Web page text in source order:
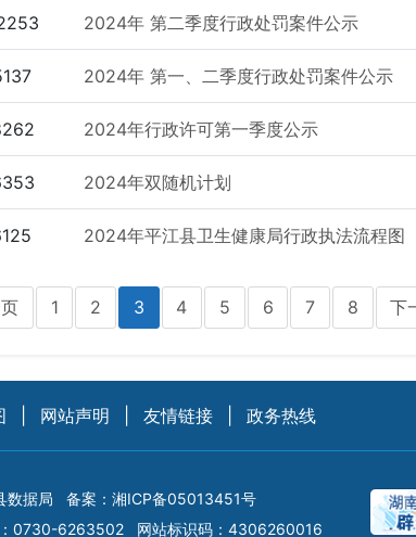
2024年 第二季度行政处罚案件公示
2024年 第一、二季度行政处罚案件公示
2024年行政许可第一季度公示
2024年双随机计划
2024年平江县卫生健康局行政执法流程图
1 2 3 4 5 6 7 8 下
网站声明 友情链接 政务热线
数据局 备案： 湘ICP备05013451号
0730-6263502 网站标识码：4306260016